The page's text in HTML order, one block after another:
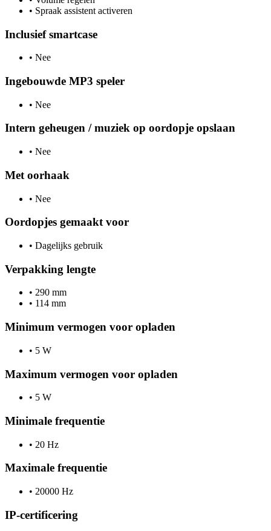
• Spraak assistent activeren
Inclusief smartcase
• Nee
Ingebouwde MP3 speler
• Nee
Intern geheugen / muziek op oordopje opslaan
• Nee
Met oorhaak
• Nee
Oordopjes gemaakt voor
• Dagelijks gebruik
Verpakking lengte
• 290 mm
• 114 mm
Minimum vermogen voor opladen
• 5 W
Maximum vermogen voor opladen
• 5 W
Minimale frequentie
• 20 Hz
Maximale frequentie
• 20000 Hz
IP-certificering